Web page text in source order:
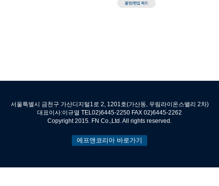
서울특별시 금천구 가산디지털1로 2, 1201호(가산동, 우림라이온스밸리 2차)
대표이사:이규열 TEL02)6445-2250 FAX 02)6445-2262
Copyright 2015. FN Co.,Ltd. All rights reserved.
에프앤코리아 바로가기